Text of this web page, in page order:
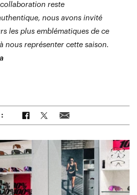
reste
nous avons invité
les plus emblématiques de ce
nous représenter cette saison.
Partager sur Facebook
Partager sur TwitterPartager par e-mail